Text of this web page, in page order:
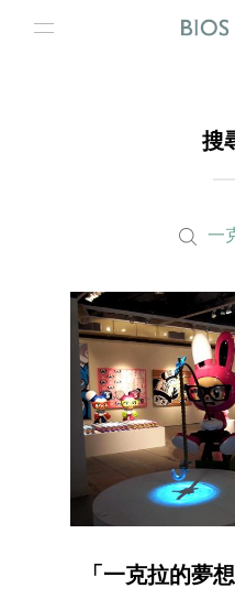
搜
一
「一克拉的夢